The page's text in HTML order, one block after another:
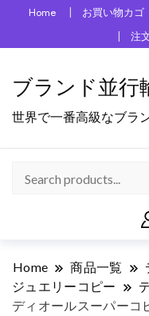
Home お買い物カゴ
注
ブランド並行
世界で一番高級なブラ
Home 商品一覧
ジュエリーコピー
ディオールスーパーコ